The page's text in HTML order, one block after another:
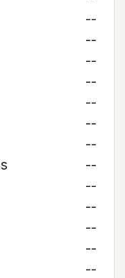
--
--
--
--
--
--
--
--
--
--
--
--
--